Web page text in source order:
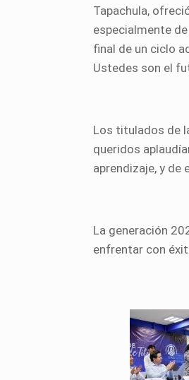
Tapachula,
especialmente
final de un ciclo
Ustedes son el
Los titulados de
queridos
aprendizaje, y de
La generación
enfrentar con